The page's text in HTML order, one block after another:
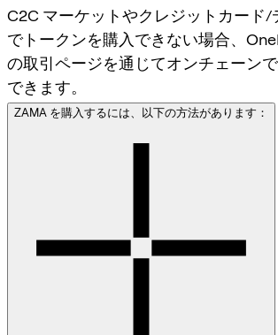
C2C マーケットやクレジットカード/
でトークンを購入できない場合、
の取引ページを通じてオンチェーン
できます。
ZAMA を購入するには、以下の方法があります：